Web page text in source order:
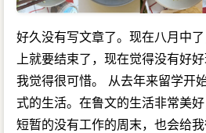
好久没有写文章了。现在八月中
上就要结束了，现在觉得没有好
我觉得很可惜。 从去年来留学开
式的生活。在鲁文的生活非常美
短暂的没有工作的周末，也会给